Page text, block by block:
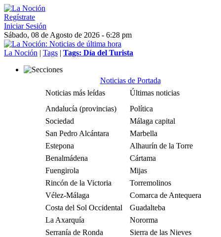
Regístrate
Iniciar Sesión
Sábado, 08 de Agosto de 2026 - 6:28 pm
La Noción | Tags | Tags: Día del Turista
Noticias de Portada
Noticias más leídas
Últimas noticias
Andalucía (provincias)
Política
Sociedad
Málaga capital
San Pedro Alcántara
Marbella
Estepona
Alhaurín de la Torre
Benalmádena
Cártama
Fuengirola
Mijas
Rincón de la Victoria
Torremolinos
Vélez-Málaga
Comarca de Antequera
Costa del Sol Occidental
Guadalteba
La Axarquía
Nororma
Serranía de Ronda
Sierra de las Nieves